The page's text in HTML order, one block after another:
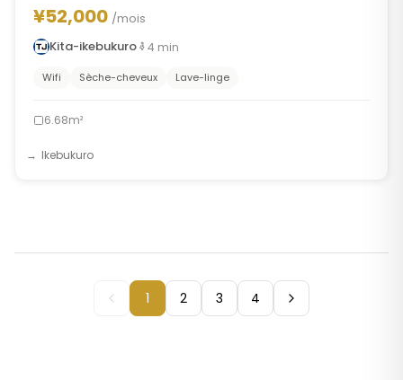
¥52,000 /mois
Kita-ikebukuro
4 min
Wifi Sèche-cheveux Lave-linge
6.68m²
Ikebukuro
1 2 3 4